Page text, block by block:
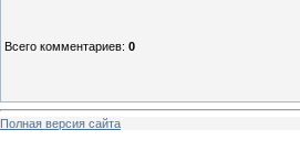
Всего комментариев: 0
Полная версия сайта